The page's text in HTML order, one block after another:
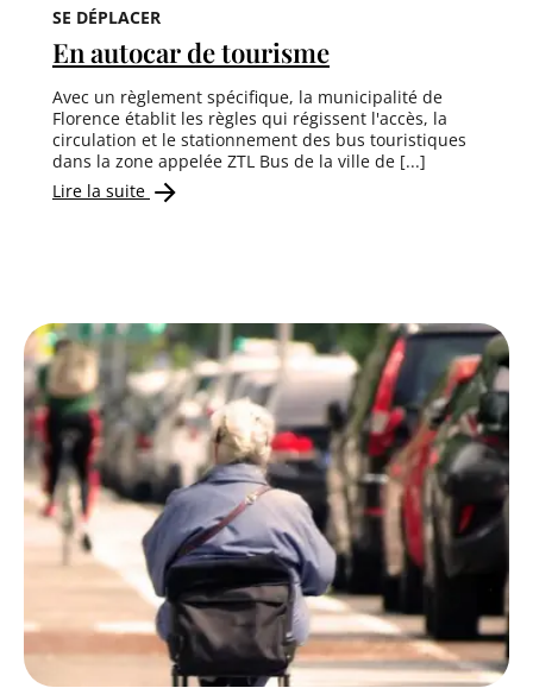
SE DÉPLACER
En autocar de tourisme
Avec un règlement spécifique, la municipalité de
Florence établit les règles qui régissent l'accès, la
circulation et le stationnement des bus touristiques
dans la zone appelée ZTL Bus de la ville de [...]
Lire la suite